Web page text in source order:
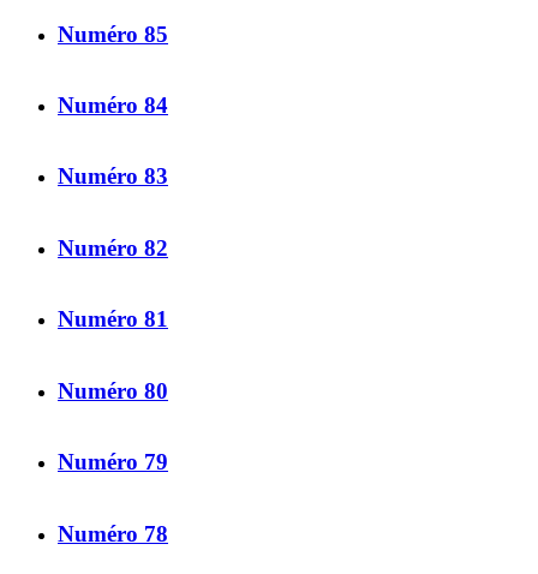
Numéro 85
Numéro 84
Numéro 83
Numéro 82
Numéro 81
Numéro 80
Numéro 79
Numéro 78